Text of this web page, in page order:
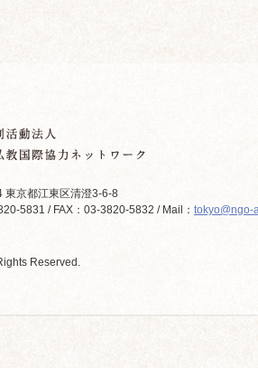
東京都江東区清澄3-6-8
5831 / FAX：03-3820-5832 / Mail： tokyo@ngo-
Reserved.